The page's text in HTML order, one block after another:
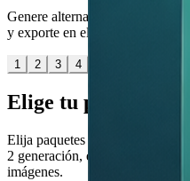
Genere alternativas, conserve
y exporte en el formato que
1 2 3 4
Elige tu plan
Elija paquetes de créditos
2 generación, edición y flujos de
imágenes.